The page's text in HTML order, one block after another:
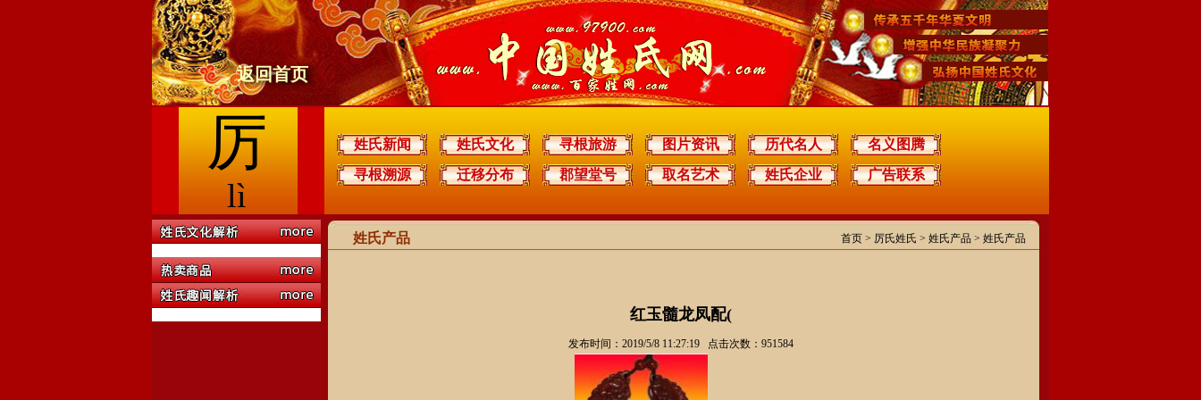
返回首页
厉
lì
姓氏新闻 姓氏文化 寻根旅游 图片资讯 历代名人
名义图腾
寻根溯源
迁移分布 郡望堂号 取名艺术 姓氏企业 广告联系
姓氏产品 首页 > 厉氏姓氏 > 姓氏产品 > 姓氏产品
红玉髓龙凤配(
发布时间：2019/5/8 11:27:19 点击次数：951584